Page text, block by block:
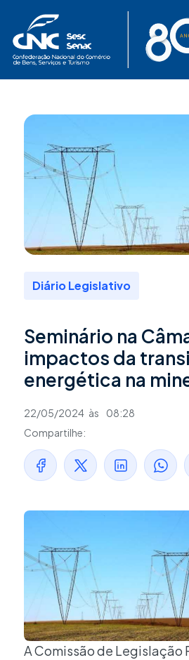
conteúdo
Diário Legislativo
Seminário na
impactos da
energética na
22/05/2024 às
08:28
Compartilhe:
A Comissão de Legislação